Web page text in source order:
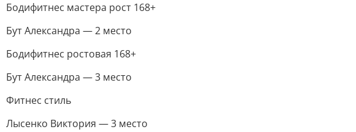
Бодифитнес мастера рост 168+
Бут Александра — 2 место
Бодифитнес ростовая 168+
Бут Александра — 3 место
Фитнес стиль
Лысенко Виктория — 3 место